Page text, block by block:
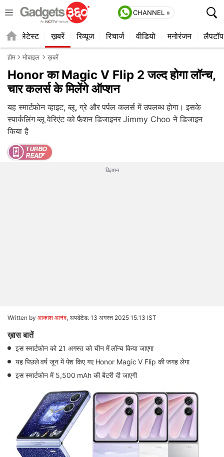
CHANNEL »
लेटेस्ट ख़बरें रिव्यूज रिचार्ज वीडियो मनोरंजन लैपटॉप
होम मोबाइल ख़बरें
Honor का Magic V Flip 2 जल्द होगा लॉन्च,
चार कलर्स के मिलेंगे ऑप्शन
यह स्मार्टफोन व्हाइट, ब्लू, ग्रे और पर्पल कलर्स में उपलब्ध होगा। इसके
स्पार्कलिंग ब्लू वेरिएंट को फैशन डिजाइनर Jimmy Choo ने डिजाइन
किया है
विज्ञापन
Written by आकाश आनंद, अपडेटेड: 13 अगस्त 2025 15:13 IST
ख़ास बातें
इस स्मार्टफोन को 21 अगस्त को चीन में लॉन्च किया जाएगा
यह पिछले वर्ष जून में पेश किए गए Honor Magic V Flip की जगह लेगा
इस स्मार्टफोन में 5,500 mAh की बैटरी दी जाएगी